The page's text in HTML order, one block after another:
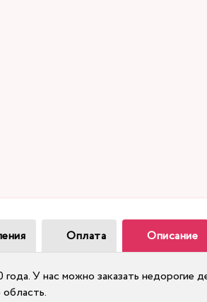
Оплата Описание
У нас можно заказать недорогие